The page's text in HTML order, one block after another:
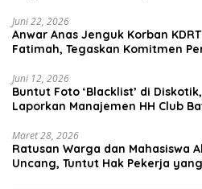
Juni 22, 2026
Anwar Anas Jenguk Korban
Fatimah, Tegaskan Komitmen
Juni 12, 2026
Buntut Foto ‘Blacklist’ di
Laporkan Manajemen HH Club
Maret 28, 2026
Ratusan Warga dan Mahasiswa
Uncang, Tuntut Hak Pekerja